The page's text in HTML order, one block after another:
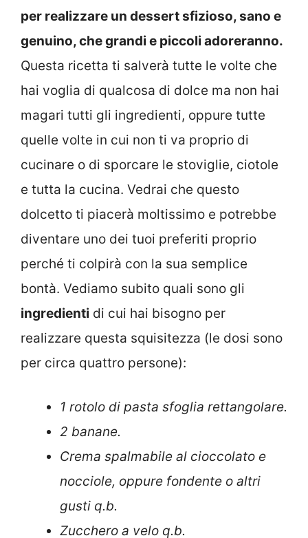
per realizzare un dessert sfizioso, sano e
genuino, che grandi e piccoli adoreranno.
Questa ricetta ti salverà tutte le volte che
hai voglia di qualcosa di dolce ma non hai
magari tutti gli ingredienti, oppure tutte
quelle volte in cui non ti va proprio di
cucinare o di sporcare le stoviglie, ciotole
e tutta la cucina. Vedrai che questo
dolcetto ti piacerà moltissimo e potrebbe
diventare uno dei tuoi preferiti proprio
perché ti colpirà con la sua semplice
bontà. Vediamo subito quali sono gli
ingredienti di cui hai bisogno per
realizzare questa squisitezza (le dosi sono
per circa quattro persone):
1 rotolo di pasta sfoglia rettangolare.
2 banane.
Crema spalmabile al cioccolato e
nocciole, oppure fondente o altri
gusti q.b.
Zucchero a velo q.b.